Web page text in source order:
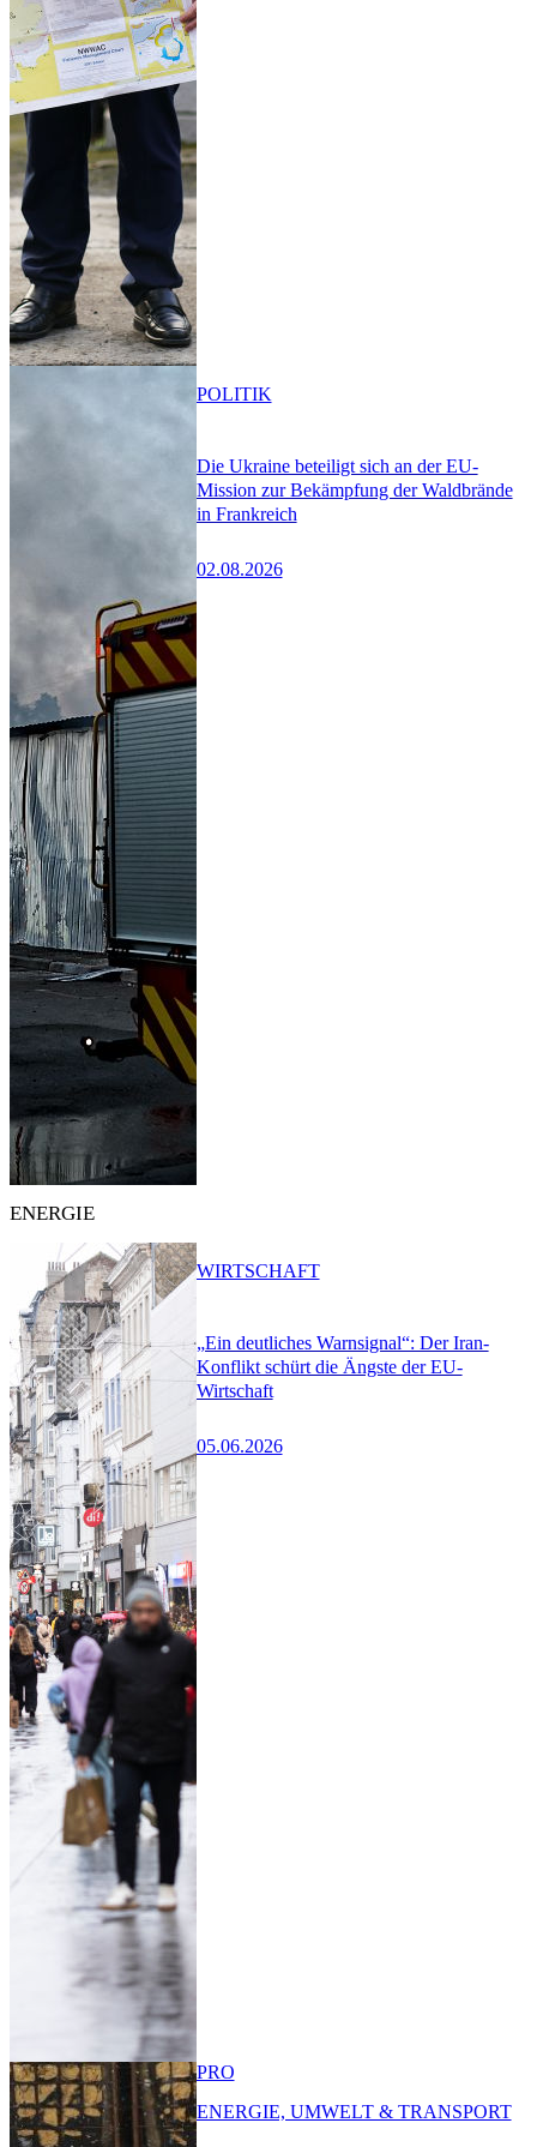
Die Ukraine beteiligt sich an der EU-
Mission zur Bekämpfung der Waldbrände
in Frankreich
02.08.2026
POLITIK
ENERGIE
„Ein deutliches Warnsignal“: Der Iran-
Konflikt schürt die Ängste der EU-
Wirtschaft
05.06.2026
WIRTSCHAFT
PRO
ENERGIE, UMWELT & TRANSPORT